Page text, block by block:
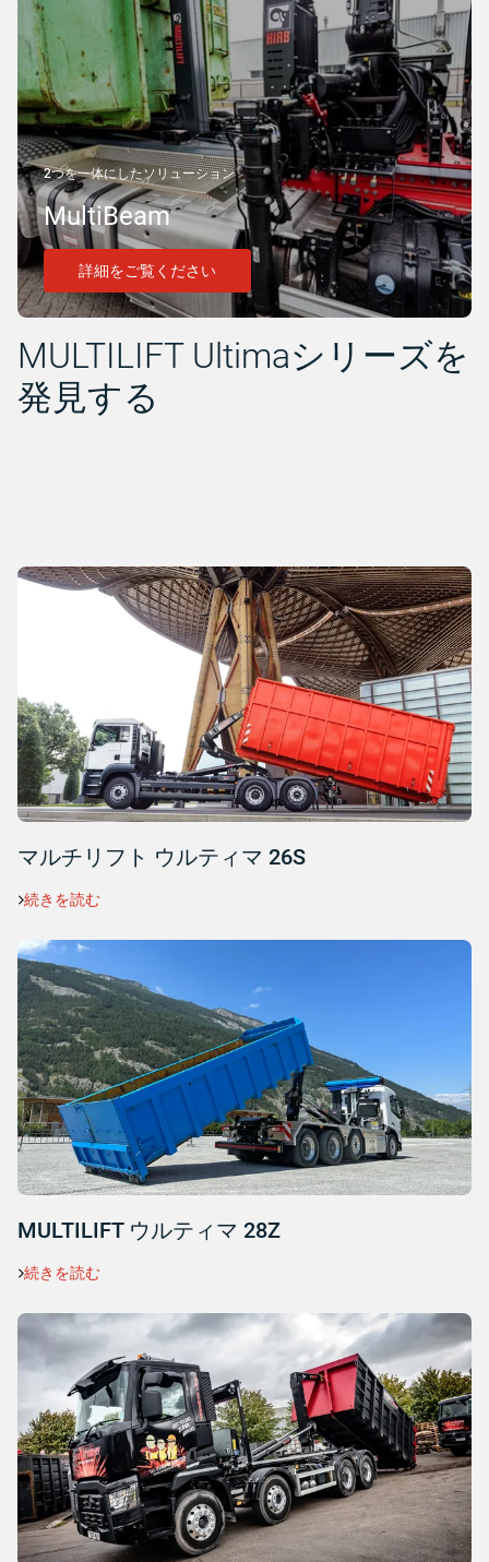
2つを一体にしたソリューション
MultiBeam
詳細をご覧ください
MULTILIFT Ultimaシリーズを
発見する
マルチリフト ウルティマ 26S
続きを読む
MULTILIFT ウルティマ 28Z
続きを読む